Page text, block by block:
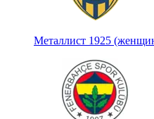
Металлист 1925